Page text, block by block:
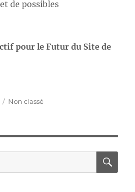
de possibles
pour le Futur du Site de
Catégories
Non classé